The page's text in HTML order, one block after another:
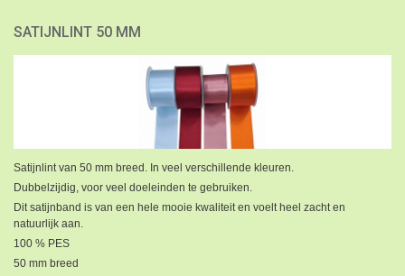
SATIJNLINT 50 MM
Satijnlint van 50 mm breed. In veel verschillende kleuren.
Dubbelzijdig, voor veel doeleinden te gebruiken.
Dit satijnband is van een hele mooie kwaliteit en voelt heel zacht en
natuurlijk aan.
100 % PES
50 mm breed